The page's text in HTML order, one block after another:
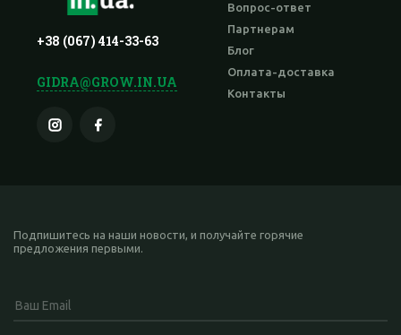
+38 (067) 414-33-63
GIDRA@GROW.IN.UA
Вопрос-ответ
Партнерам
Блог
Оплата-доставка
Контакты
Подпишитесь на наши новости, и получайте горячие
предложения первыми.